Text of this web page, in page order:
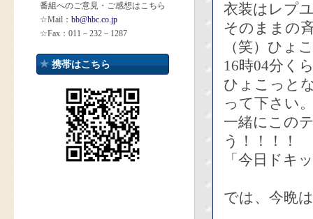
番組へのご意見・ご感想はこちら
☆Mail： bb@hbc.co.jp
☆Fax：011－232－1287
携帯はこちら
衣装はレプ
そのままの
（笑）ひょ
16時04分く
ひょこっと
って下さい
一緒にこの
う！！！！
「今日ドキ
では、今晩